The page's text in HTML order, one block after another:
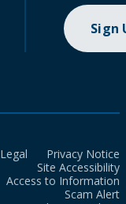
Sign
Legal
Privacy Notice
Site Accessibility
Access to Information
Scam Alert